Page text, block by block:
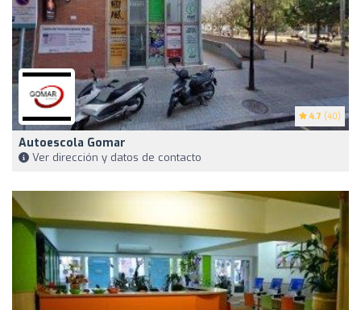
4.7 (40)
Autoescola Gomar
Ver dirección y datos de contacto